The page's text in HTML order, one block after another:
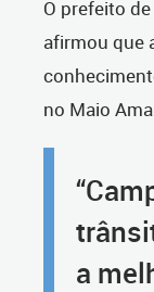
O prefeito
afirmou que
no Maio
a